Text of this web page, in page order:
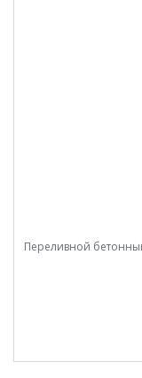
Переливной